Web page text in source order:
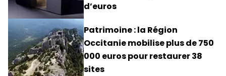
d’euros
Patrimoine : la Région
Occitanie mobilise plus de 750
000 euros pour restaurer 38
sites